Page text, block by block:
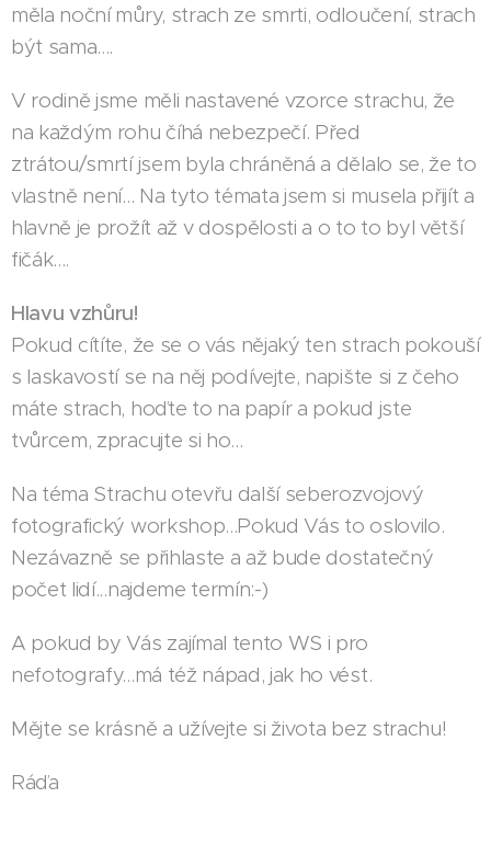
měla noční můry, strach ze smrti, odloučení, strach
být sama....
V rodině jsme měli nastavené vzorce strachu, že
na každým rohu číhá nebezpečí. Před
ztrátou/smrtí jsem byla chráněná a dělalo se, že to
vlastně není... Na tyto témata jsem si musela přijít a
hlavně je prožít až v dospělosti a o to to byl větší
fičák....
Hlavu vzhůru!
Pokud cítíte, že se o vás nějaký ten strach pokouší
s laskavostí se na něj podívejte, napište si z čeho
máte strach, hoďte to na papír a pokud jste
tvůrcem, zpracujte si ho...
Na téma Strachu otevřu další seberozvojový
fotografický workshop...Pokud Vás to oslovilo.
Nezávazně se přihlaste a až bude dostatečný
počet lidí...najdeme termín:-)
A pokud by Vás zajímal tento WS i pro
nefotografy...má též nápad, jak ho vést.
Mějte se krásně a užívejte si života bez strachu!
Ráďa